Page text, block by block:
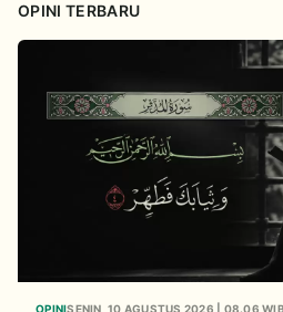
OPINI TERBARU
OPINISENIN, 10 AGUSTUS 2026 | 08.06 WIB